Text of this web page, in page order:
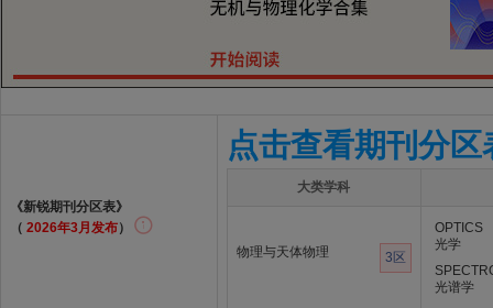
《新锐期刊分区表》
（ 2026年3月发布）
点击查看期刊分区
大类学科
物理与天体物理 3区
OPTICS
光学
光谱学